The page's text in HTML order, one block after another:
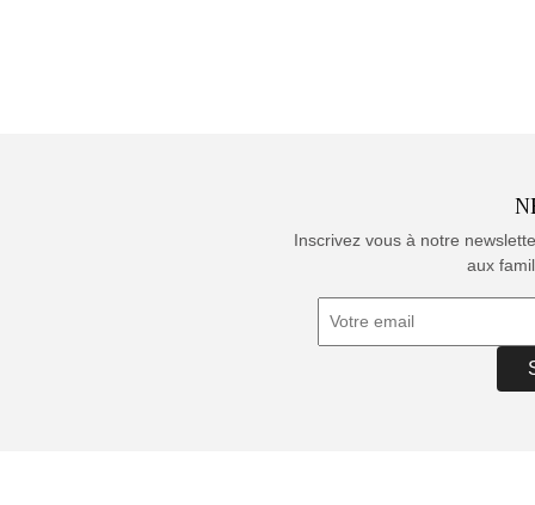
Inscrivez vous à notre
aux